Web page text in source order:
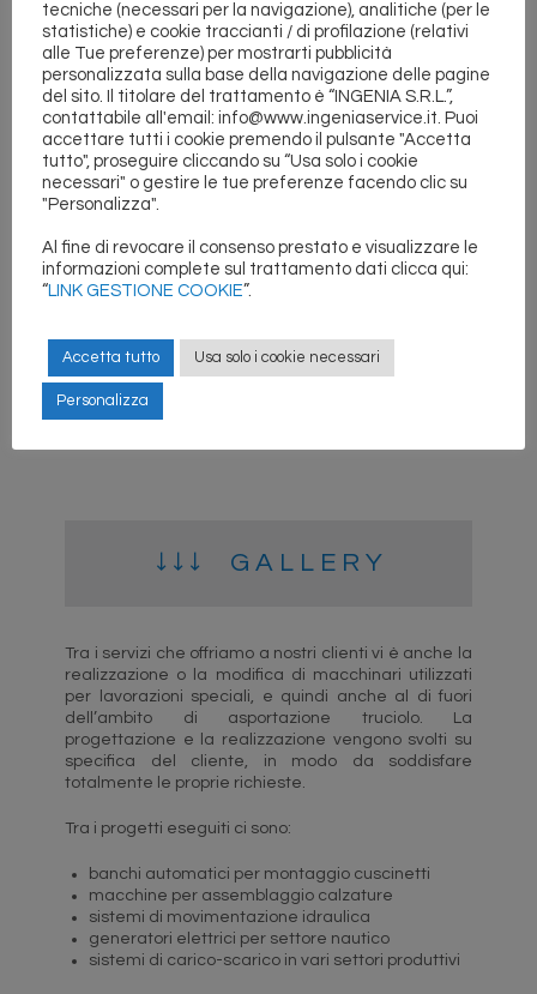
ADEGUAMENTO NORMATIVO MACCHINARI
CERTIFICAZIONE MACCHINE UTENSILI E ISOLE DI
LAVORO
CORSI DI FORMAZIONE
EQUILIBRATURA ORGANI ROTANTI
RETTIFICA CONO MANDRINO IN MACCHINA
MODIFICHE FUNZIONALI
AVVIAMENTO ALLA PRODUZIONE
ESECUZIONI SPECIALI
↓ ↓ ↓ G A L L E R Y
Tra i servizi che offriamo a nostri clienti vi è anche la
realizzazione o la modifica di macchinari utilizzati
per lavorazioni speciali, e quindi anche al di fuori
dell’ambito di asportazione truciolo. La
progettazione e la realizzazione vengono svolti su
specifica del cliente, in modo da soddisfare
totalmente le proprie richieste.
Tra i progetti eseguiti ci sono:
banchi automatici per montaggio cuscinetti
macchine per assemblaggio calzature
sistemi di movimentazione idraulica
generatori elettrici per settore nautico
sistemi di carico-scarico in vari settori produttivi
tecniche (necessari per la navigazione), analitiche (per le
statistiche) e cookie traccianti / di profilazione (relativi
alle Tue preferenze) per mostrarti pubblicità
personalizzata sulla base della navigazione delle pagine
del sito. Il titolare del trattamento è “INGENIA S.R.L.”,
contattabile all'email: info@www.ingeniaservice.it. Puoi
accettare tutti i cookie premendo il pulsante "Accetta
tutto", proseguire cliccando su “Usa solo i cookie
necessari" o gestire le tue preferenze facendo clic su
"Personalizza".
Al fine di revocare il consenso prestato e visualizzare le
informazioni complete sul trattamento dati clicca qui:
“LINK GESTIONE COOKIE”.
Accetta tutto Usa solo i cookie necessari
Personalizza